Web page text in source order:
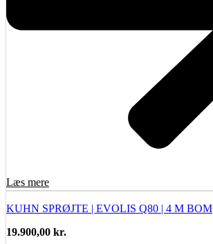
Læs mere
KUHN SPRØJTE | EVOLIS Q80 | 4 M BOM
19.900,00 kr.